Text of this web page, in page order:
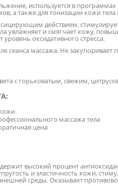
используется в
а также для тонизации кожи
действием, стимулирует
увлажняет и смягчает кожу,
оксидативного стресса.
сеанса массажа. Не
с горьковатым, свежим,
массажа тела
цена
высокий процент
и эластичность кожи,
среды. Оказывает